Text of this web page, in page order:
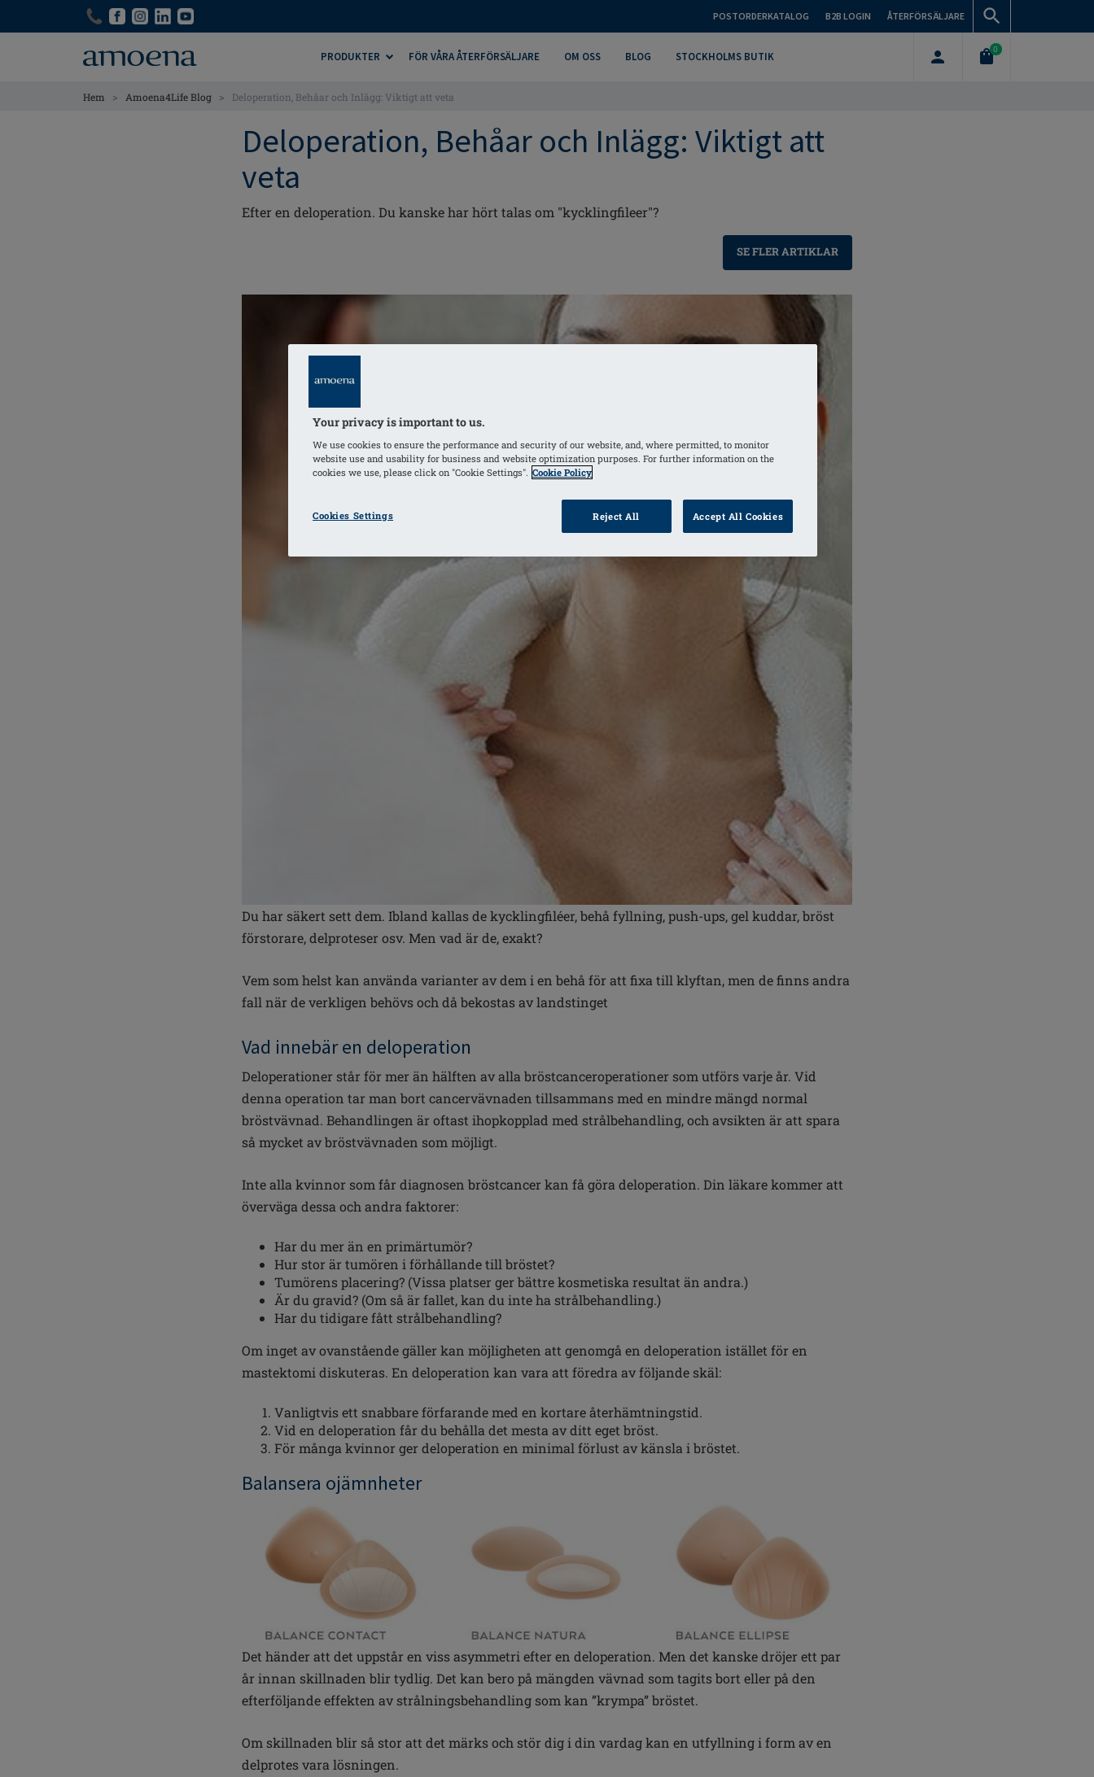
POSTORDERKATALOG B2B LOGIN ÅTERFÖRSÄLJARE
PRODUKTER FÖR VÅRA ÅTERFÖRSÄLJARE OM OSS BLOG STOCKHOLMS BUTIK
0
Hem > Amoena4Life Blog > Deloperation, Behåar och Inlägg: Viktigt att veta
Deloperation, Behåar och Inlägg: Viktigt att
veta
Efter en deloperation. Du kanske har hört talas om "kycklingfileer"?
SE FLER ARTIKLAR
Du har säkert sett dem. Ibland kallas de kycklingfiléer, behå fyllning, push-ups, gel kuddar, bröst
förstorare, delproteser osv. Men vad är de, exakt?
Vem som helst kan använda varianter av dem i en behå för att fixa till klyftan, men de finns andra
fall när de verkligen behövs och då bekostas av landstinget
Vad innebär en deloperation
Deloperationer står för mer än hälften av alla bröstcanceroperationer som utförs varje år. Vid
denna operation tar man bort cancervävnaden tillsammans med en mindre mängd normal
bröstvävnad. Behandlingen är oftast ihopkopplad med strålbehandling, och avsikten är att spara
så mycket av bröstvävnaden som möjligt.
Inte alla kvinnor som får diagnosen bröstcancer kan få göra deloperation. Din läkare kommer att
överväga dessa och andra faktorer:
Har du mer än en primärtumör?
Hur stor är tumören i förhållande till bröstet?
Tumörens placering? (Vissa platser ger bättre kosmetiska resultat än andra.)
Är du gravid? (Om så är fallet, kan du inte ha strålbehandling.)
Har du tidigare fått strålbehandling?
Om inget av ovanstående gäller kan möjligheten att genomgå en deloperation istället för en
mastektomi diskuteras. En deloperation kan vara att föredra av följande skäl:
Vanligtvis ett snabbare förfarande med en kortare återhämtningstid.
Vid en deloperation får du behålla det mesta av ditt eget bröst.
För många kvinnor ger deloperation en minimal förlust av känsla i bröstet.
Balansera ojämnheter
Det händer att det uppstår en viss asymmetri efter en deloperation. Men det kanske dröjer ett par
år innan skillnaden blir tydlig. Det kan bero på mängden vävnad som tagits bort eller på den
efterföljande effekten av strålningsbehandling som kan ”krympa” bröstet.
Om skillnaden blir så stor att det märks och stör dig i din vardag kan en utfyllning i form av en
delprotes vara lösningen.
Your privacy is important to us.
We use cookies to ensure the performance and security of our website, and, where permitted, to monitor
website use and usability for business and website optimization purposes. For further information on the
cookies we use, please click on "Cookie Settings". Cookie Policy
Cookies Settings Reject All Accept All Cookies